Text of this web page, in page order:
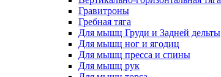
Гравитроны
Гребная тяга
Для мышц Груди и Задней дельты
Для мышц ног и ягодиц
Для мышц пресса и спины
Для мышц рук